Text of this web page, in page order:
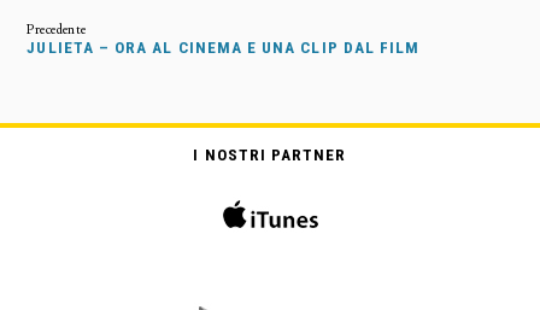
JULIETA – ORA AL CINEMA E UNA CLIP DAL FILM
I NOSTRI PARTNER